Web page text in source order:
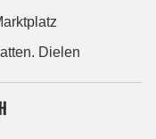
Dielen